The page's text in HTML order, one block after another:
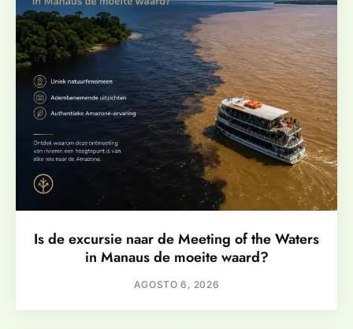
Is de excursie naar de Meeting of the Waters
in Manaus de moeite waard?
AGOSTO 6, 2026